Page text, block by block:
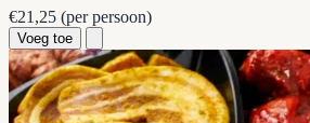
€21,25 (per persoon)
Voeg toe